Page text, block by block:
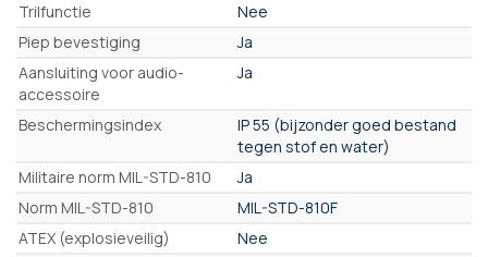
Trilfunctie
Nee
Piep bevestiging
Ja
Aansluiting voor audio-
accessoire
Ja
Beschermingsindex
IP 55 (bijzonder goed bestand
tegen stof en water)
Militaire norm MIL-STD-810
Ja
Norm MIL-STD-810
MIL-STD-810F
ATEX (explosieveilig)
Nee